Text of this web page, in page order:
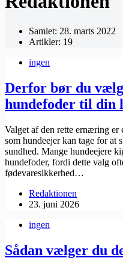
Samlet: 28. marts 2022
Artikler: 19
ingen
Derfor bør du
hundefoder til din
Valget af den rette ernæring er
som hundeejer kan tage for at
sundhed. Mange hundeejere
hundefoder, fordi dette valg
fødevaresikkerhed…
Redaktionen
23. juni 2026
ingen
Sådan vælger du